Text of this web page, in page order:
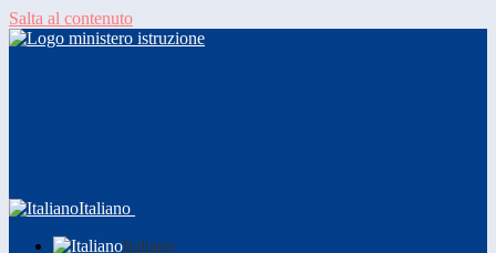
Salta al contenuto
Italiano
Italiano